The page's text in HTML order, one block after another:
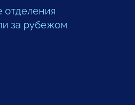
отделения
за рубежом